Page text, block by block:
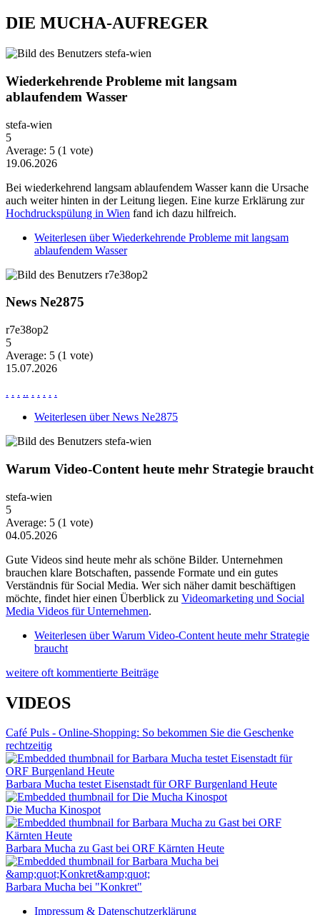
DIE MUCHA-AUFREGER
Wiederkehrende Probleme mit langsam
ablaufendem Wasser
stefa-wien
5
Average: 5 (1 vote)
19.06.2026
Bei wiederkehrend langsam ablaufendem Wasser kann die Ursache
auch weiter hinten in der Leitung liegen. Eine kurze Erklärung zur
Hochdruckspülung in Wien fand ich dazu hilfreich.
Weiterlesen über Wiederkehrende Probleme mit langsam
ablaufendem Wasser
News Ne2875
r7e38op2
5
Average: 5 (1 vote)
15.07.2026
. . . .. . . . . .
Weiterlesen über News Ne2875
Warum Video-Content heute mehr Strategie braucht
stefa-wien
5
Average: 5 (1 vote)
04.05.2026
Gute Videos sind heute mehr als schöne Bilder. Unternehmen
brauchen klare Botschaften, passende Formate und ein gutes
Verständnis für Social Media. Wer sich näher damit beschäftigen
möchte, findet hier einen Überblick zu Videomarketing und Social
Media Videos für Unternehmen.
Weiterlesen über Warum Video-Content heute mehr Strategie
braucht
weitere oft kommentierte Beiträge
VIDEOS
Café Puls - Online-Shopping: So bekommen Sie die Geschenke
rechtzeitig
Barbara Mucha testet Eisenstadt für ORF Burgenland Heute
Die Mucha Kinospot
Barbara Mucha zu Gast bei ORF Kärnten Heute
Barbara Mucha bei "Konkret"
Impressum & Datenschutzerklärung